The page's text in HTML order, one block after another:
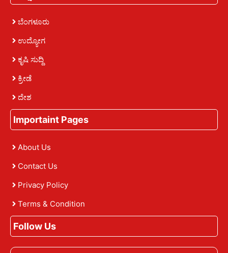
ಬೆಂಗಳೂರು
ಉದ್ಯೋಗ
ಕೃಷಿ ಸುದ್ದಿ
ಕ್ರೀಡೆ
ದೇಶ
Importaint Pages
About Us
Contact Us
Privacy Policy
Terms & Condition
Follow Us